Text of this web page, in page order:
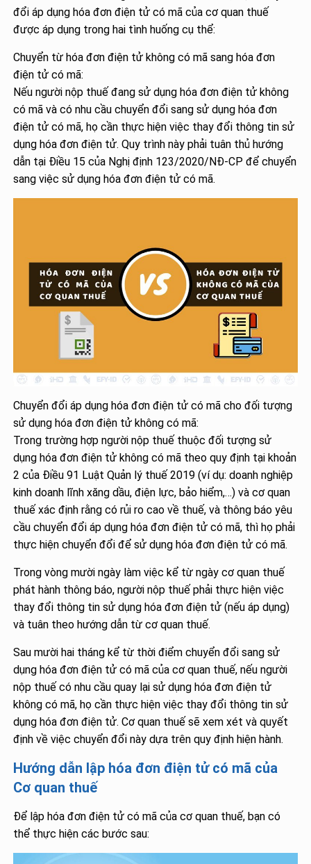
đổi áp dụng hóa đơn điện tử có mã của cơ quan thuế
được áp dụng trong hai tình huống cụ thể:
Chuyển từ hóa đơn điện tử không có mã sang hóa đơn
điện tử có mã:
Nếu người nộp thuế đang sử dụng hóa đơn điện tử không
có mã và có nhu cầu chuyển đổi sang sử dụng hóa đơn
điện tử có mã, họ cần thực hiện việc thay đổi thông tin sử
dụng hóa đơn điện tử. Quy trình này phải tuân thủ hướng
dẫn tại Điều 15 của Nghị định 123/2020/NĐ-CP để chuyển
sang việc sử dụng hóa đơn điện tử có mã.
Chuyển đổi áp dụng hóa đơn điện tử có mã cho đối tượng
sử dụng hóa đơn điện tử không có mã:
Trong trường hợp người nộp thuế thuộc đối tượng sử
dụng hóa đơn điện tử không có mã theo quy định tại khoản
2 của Điều 91 Luật Quản lý thuế 2019 (ví dụ: doanh nghiệp
kinh doanh lĩnh xăng dầu, điện lực, bảo hiểm,…) và cơ quan
thuế xác định rằng có rủi ro cao về thuế, và thông báo yêu
cầu chuyển đổi áp dụng hóa đơn điện tử có mã, thì họ phải
thực hiện chuyển đổi để sử dụng hóa đơn điện tử có mã.
Trong vòng mười ngày làm việc kể từ ngày cơ quan thuế
phát hành thông báo, người nộp thuế phải thực hiện việc
thay đổi thông tin sử dụng hóa đơn điện tử (nếu áp dụng)
và tuân theo hướng dẫn từ cơ quan thuế.
Sau mười hai tháng kể từ thời điểm chuyển đổi sang sử
dụng hóa đơn điện tử có mã của cơ quan thuế, nếu người
nộp thuế có nhu cầu quay lại sử dụng hóa đơn điện tử
không có mã, họ cần thực hiện việc thay đổi thông tin sử
dụng hóa đơn điện tử. Cơ quan thuế sẽ xem xét và quyết
định về việc chuyển đổi này dựa trên quy định hiện hành.
Hướng dẫn lập hóa đơn điện tử có mã của
Cơ quan thuế
Để lập hóa đơn điện tử có mã của cơ quan thuế, bạn có
thể thực hiện các bước sau: